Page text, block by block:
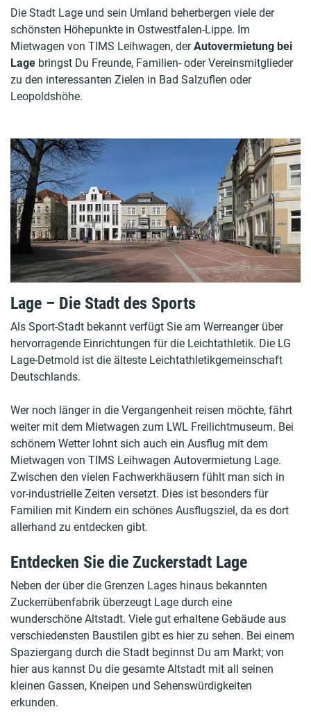
Die Stadt Lage und sein Umland beherbergen viele der
schönsten Höhepunkte in Ostwestfalen-Lippe. Im
Mietwagen von TIMS Leihwagen, derAutovermietung bei
Lage bringst Du Freunde, Familien- oder Vereinsmitglieder
zu den interessanten Zielen in Bad Salzuflen oder
Leopoldshöhe.
Lage – Die Stadt des Sports
Als Sport-Stadt bekannt verfügt Sie am Werreanger über
hervorragende Einrichtungen für die Leichtathletik. Die LG
Lage-Detmold ist die älteste Leichtathletikgemeinschaft
Deutschlands.
Wer noch länger in die Vergangenheit reisen möchte, fährt
weiter mit dem Mietwagen zum LWL Freilichtmuseum. Bei
schönem Wetter lohnt sich auch ein Ausflug mit dem
Mietwagen von TIMS Leihwagen Autovermietung Lage.
Zwischen den vielen Fachwerkhäusern fühlt man sich in
vor-industrielle Zeiten versetzt. Dies ist besonders für
Familien mit Kindern ein schönes Ausflugsziel, da es dort
allerhand zu entdecken gibt.
Entdecken Sie die Zuckerstadt Lage
Neben der über die Grenzen Lages hinaus bekannten
Zuckerrübenfabrik überzeugt Lage durch eine
wunderschöne Altstadt. Viele gut erhaltene Gebäude aus
verschiedensten Baustilen gibt es hier zu sehen. Bei einem
Spaziergang durch die Stadt beginnst Du am Markt; von
hier aus kannst Du die gesamte Altstadt mit all seinen
kleinen Gassen, Kneipen und Sehenswürdigkeiten
erkunden.